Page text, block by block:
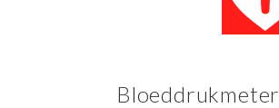
Bloeddrukmeter